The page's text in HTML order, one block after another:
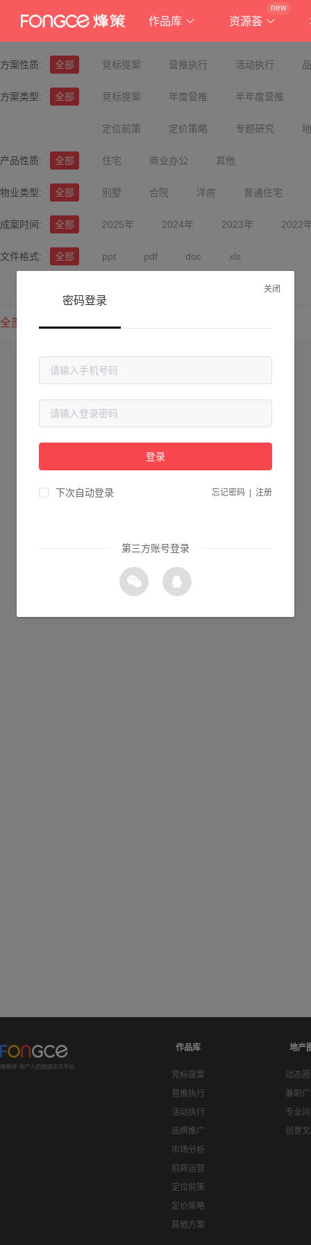
作品库 资源荟
new
方案性质: 全部 竞标提案 营推执行 活动执行
方案类型: 全部 竞标提案 年度营推 半年度营推
定位前策 定价策略 专题研究
产品性质: 全部 住宅 商业办公 其他
物业类型: 全部 别墅 合院 洋房 普通住宅
成案时间: 全部 2025年 2024年 2023年 2022
文件格式: 全部 ppt pdf doc xls
全部方案
作品库
竞标提案
营推执行
活动执行
品牌推广
市场分析
招商运营
定位前策
定价策略
其他方案
地产
动态
兼职
专业
创意
关闭
密码登录
登录
下次自动登录 忘记密码 注册
第三方账号登录